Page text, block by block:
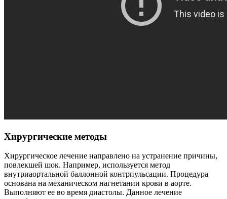
Хирургические методы
Хирургическое лечение направлено на устранение причины,
повлекшей шок. Например, используется метод
внутриаортальной баллонной контрпульсации. Процедура
основана на механическом нагнетании крови в аорте.
Выполняют ее во время диастолы. Данное лечение